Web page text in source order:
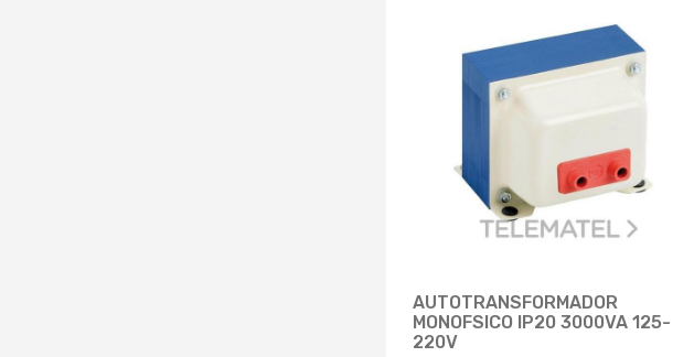
AUTOTRANSFORMADOR
MONOFSICO IP20 3000VA 125-
220V